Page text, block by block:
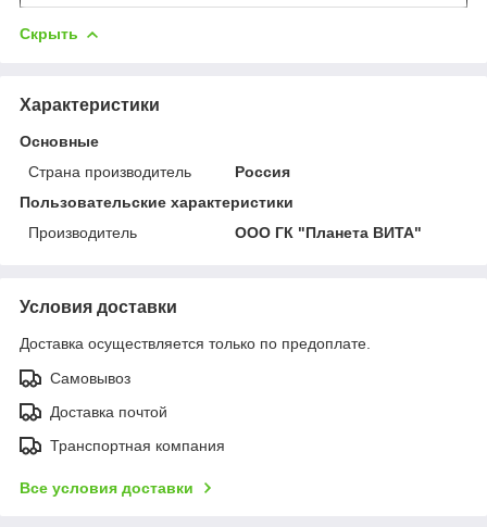
Скрыть
Характеристики
Основные
Страна производитель
Россия
Пользовательские характеристики
Производитель
ООО ГК "Планета ВИТА"
Условия доставки
Доставка осуществляется только по предоплате.
Самовывоз
Доставка почтой
Транспортная компания
Все условия доставки